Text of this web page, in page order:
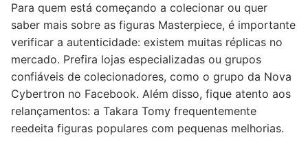
Para quem está começando a colecionar ou quer
saber mais sobre as figuras Masterpiece, é importante
verificar a autenticidade: existem muitas réplicas no
mercado. Prefira lojas especializadas ou grupos
confiáveis de colecionadores, como o grupo da Nova
Cybertron no Facebook. Além disso, fique atento aos
relançamentos: a Takara Tomy frequentemente
reedeita figuras populares com pequenas melhorias.